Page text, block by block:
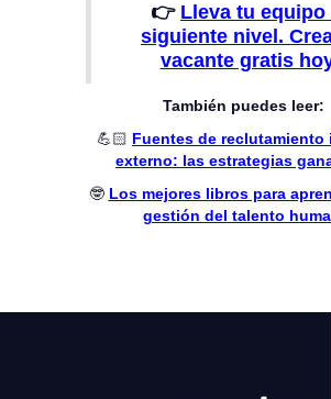
👉 Lleva tu equipo
siguiente nivel. Crea
vacante gratis hoy.
También puedes leer:
💪🏻 Fuentes de reclutamiento
externo: las estrategias
🤓 Los mejores libros para
gestión del talento